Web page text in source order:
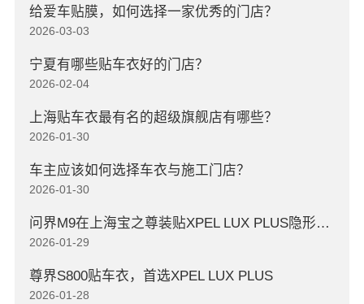
给爱车贴膜，如何选择一家优秀的门店？
2026-03-03
宁夏有哪些贴车衣好的门店？
2026-02-04
上海贴车衣最有名的超级旗舰店有哪些？
2026-01-30
车主应该如何选择车衣与施工门店？
2026-01-30
问界M9在上海宝之尊装贴XPEL LUX PLUS隐形车衣
2026-01-29
尊界S800贴车衣，首选XPEL LUX PLUS
2026-01-28